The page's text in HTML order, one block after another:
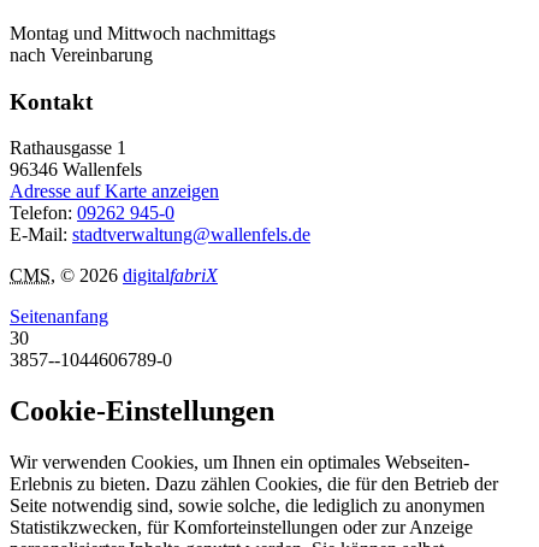
Montag und Mittwoch nachmittags
nach Vereinbarung
Kontakt
Rathausgasse 1
96346 Wallenfels
Adresse auf Karte anzeigen
Telefon: 09262 945-0
E-Mail: stadtverwaltung@wallenfels.de
CMS, © 2026 digitalfabriX
Seitenanfang
30
3857--1044606789-0
Cookie-Einstellungen
Wir verwenden Cookies, um Ihnen ein optimales Webseiten-
Erlebnis zu bieten. Dazu zählen Cookies, die für den Betrieb der
Seite notwendig sind, sowie solche, die lediglich zu anonymen
Statistikzwecken, für Komforteinstellungen oder zur Anzeige